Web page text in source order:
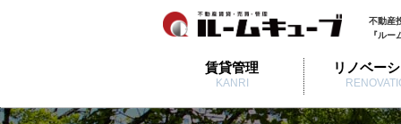
不動産
『ル
賃貸管理
KANRI
リノベー